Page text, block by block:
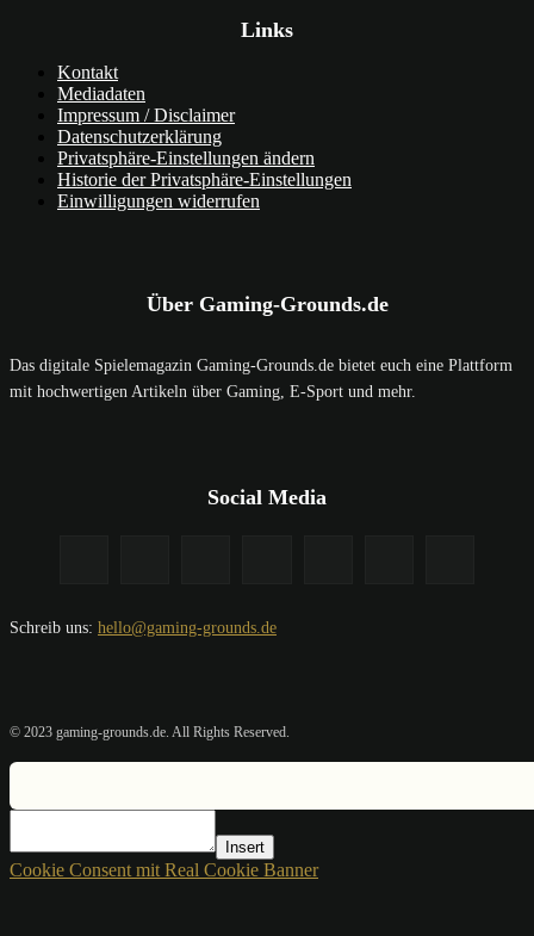
Links
Kontakt
Mediadaten
Impressum / Disclaimer
Datenschutzerklärung
Privatsphäre-Einstellungen ändern
Historie der Privatsphäre-Einstellungen
Einwilligungen widerrufen
Über Gaming-Grounds.de
Das digitale Spielemagazin Gaming-Grounds.de bietet euch eine Plattform
mit hochwertigen Artikeln über Gaming, E-Sport und mehr.
Social Media
Schreib uns: hello@gaming-grounds.de
© 2023 gaming-grounds.de. All Rights Reserved.
Insert
Cookie Consent mit Real Cookie Banner